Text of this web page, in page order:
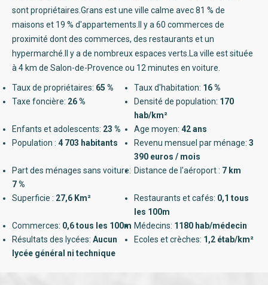
sont propriétaires.Grans est une ville calme avec 81 % de
maisons et 19 % d'appartements.Il y a 60 commerces de
proximité dont des commerces, des restaurants et un
hypermarché.Il y a de nombreux espaces verts.La ville est située
à 4 km de Salon-de-Provence ou 12 minutes en voiture.
Taux de propriétaires: 65 % Taux d'habitation: 16 %
Taxe foncière: 26 % Densité de population: 170
hab/km²
Enfants et adolescents: 23 % Age moyen: 42 ans
Population : 4 703 habitants Revenu mensuel par ménage: 3
390 euros / mois
Part des ménages sans voiture:
7 %
Distance de l'aéroport : 7 km
Superficie : 27,6 Km² Restaurants et cafés: 0,1 tous
les 100m
Commerces: 0,6 tous les 100m Médecins: 1180 hab/médecin
Résultats des lycées: Aucun
lycée général ni technique
Ecoles et crèches: 1,2 étab/km²